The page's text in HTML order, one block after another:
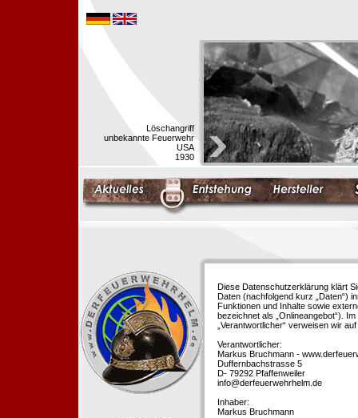
Löschangriff
unbekannte Feuerwehr
USA
1930
Diese Datenschutzerklärung klärt
Daten (nachfolgend kurz „Daten“)
Funktionen und Inhalte sowie
bezeichnet als „Onlineangebot“).
„Verantwortlicher“ verweisen wir
Verantwortlicher:
Markus Bruchmann -
Duffernbachstrasse 5
D- 79292 Pfaffenweiler
info@derfeuerwehrhelm.de
Inhaber:
Markus Bruchmann